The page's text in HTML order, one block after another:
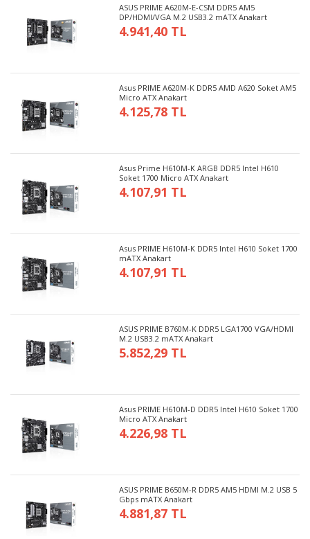
ASUS PRIME A620M-E-CSM DDR5 AM5
DP/HDMI/VGA M.2 USB3.2 mATX Anakart
4.941,40 TL
Asus PRIME A620M-K DDR5 AMD A620 Soket AM5
Micro ATX Anakart
4.125,78 TL
Asus Prime H610M-K ARGB DDR5 Intel H610
Soket 1700 Micro ATX Anakart
4.107,91 TL
Asus PRIME H610M-K DDR5 Intel H610 Soket 1700
mATX Anakart
4.107,91 TL
ASUS PRIME B760M-K DDR5 LGA1700 VGA/HDMI
M.2 USB3.2 mATX Anakart
5.852,29 TL
Asus PRIME H610M-D DDR5 Intel H610 Soket 1700
Micro ATX Anakart
4.226,98 TL
ASUS PRIME B650M-R DDR5 AM5 HDMI M.2 USB 5
Gbps mATX Anakart
4.881,87 TL